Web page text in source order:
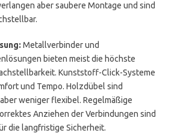
aber saubere Montage und sind
Metallverbinder und
bieten meist die höchste
Kunststoff-Click-Systeme
und Tempo. Holzdübel sind
weniger flexibel. Regelmäßige
Anziehen der Verbindungen sind
die langfristige Sicherheit.